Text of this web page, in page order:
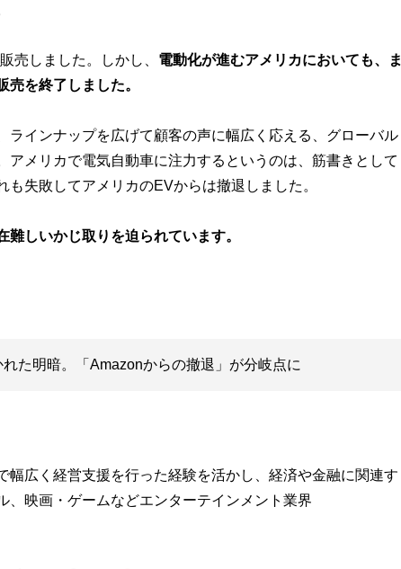
売しました。しかし、 電動化が進むアメリカにおいても、ま
を終了しました。
インナップを広げて顧客の声に幅広く応える、グローバル
アメリカで電気自動車に注力するというのは、筋書きとして
失敗してアメリカのEVからは撤退しました。
難しいかじ取りを迫られています。
た明暗。「Amazonからの撤退」が分岐点に
幅広く経営支援を行った経験を活かし、経済や金融に関連す
、映画・ゲームなどエンターテインメント業界